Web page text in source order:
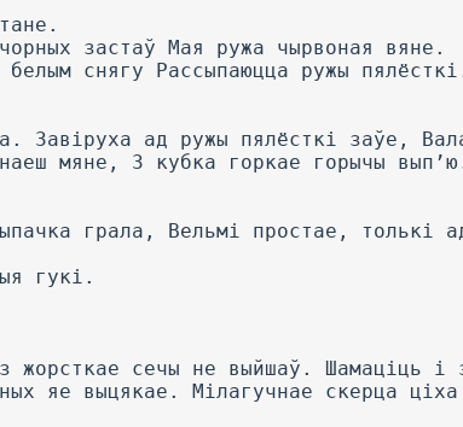
застаў Мая ружа чырвоная вяне.
снягу Рассыпаюцца ружы
Завіруха ад ружы пялёсткі заўе,
мяне, 3 кубка горкае горычы
грала, Вельмі простае, толькі
гукі.
жорсткае сечы не выйшаў. Шамаціць
яе выцякае. Мілагучнае скерца